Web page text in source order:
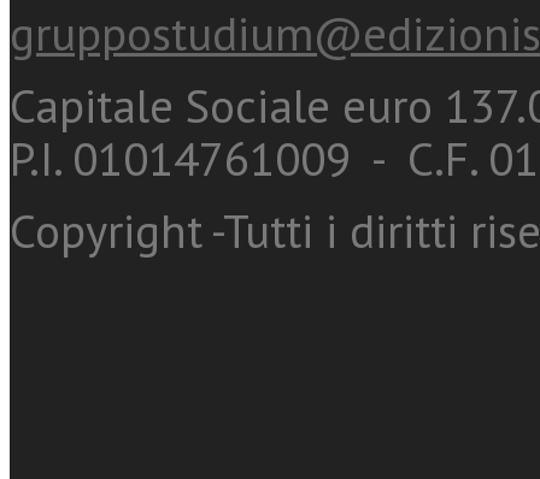
Capitale Sociale euro
P.I. 01014761009 - C.F.
Copyright -Tutti i diritti